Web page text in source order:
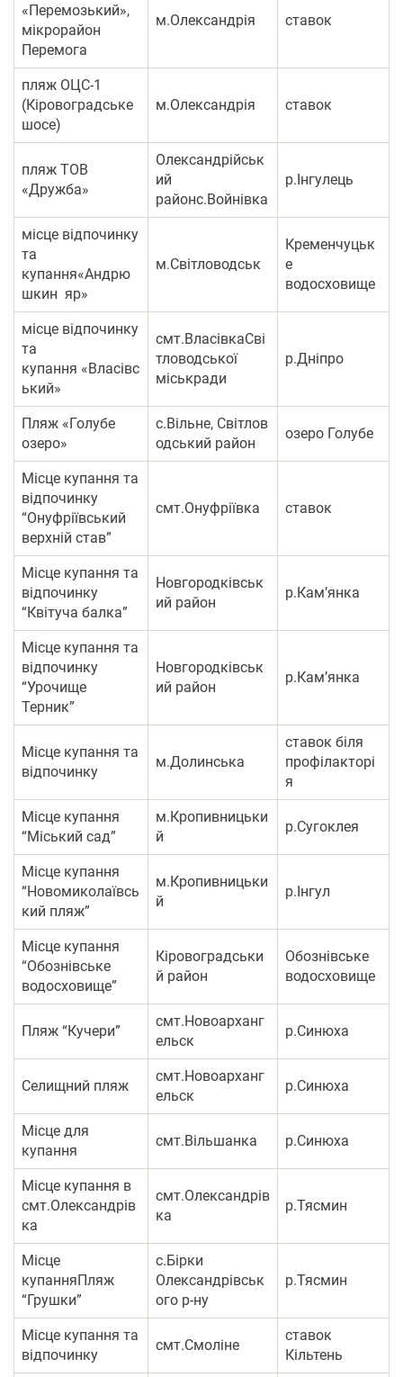
«Перемозький»,
мікрорайон
Перемога
м.Олександрія ставок
пляж ОЦС-1
(Кіровоградське
шосе)
м.Олександрія ставок
пляж ТОВ
«Дружба»
Олександрійськ
ий
районс.Войнівка
р.Інгулець
місце відпочинку
та
купання«Андрю
шкин яр»
м.Світловодськ
Кременчуцьк
е
водосховище
місце відпочинку
та
купання «Власівс
ький»
смт.ВласівкаСві
тловодської
міськради
р.Дніпро
Пляж «Голубе
озеро»
с.Вільне, Світлов
одський район
озеро Голубе
Місце купання та
відпочинку
“Онуфріївський
верхній став”
смт.Онуфріївка ставок
Місце купання та
відпочинку
“Квітуча балка”
Новгородківськ
ий район
р.Кам’янка
Місце купання та
відпочинку
“Урочище
Терник”
Новгородківськ
ий район
р.Кам’янка
Місце купання та
відпочинку
м.Долинська
ставок біля
профілакторі
я
Місце купання
“Міський сад”
м.Кропивницьки
й
р.Сугоклея
Місце купання
“Новомиколаївсь
кий пляж”
м.Кропивницьки
й
р.Інгул
Місце купання
“Обознівське
водосховище”
Кіровоградськи
й район
Обознівське
водосховище
Пляж “Кучери”
смт.Новоарханг
ельск
р.Синюха
Селищний пляж
смт.Новоарханг
ельск
р.Синюха
Місце для
купання
смт.Вільшанка р.Синюха
Місце купання в
смт.Олександрів
ка
смт.Олександрів
ка
р.Тясмин
Місце
купанняПляж
“Грушки”
с.Бірки
Олександрівськ
ого р-ну
р.Тясмин
Місце купання та
відпочинку
смт.Смоліне
ставок
Кільтень